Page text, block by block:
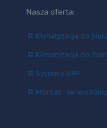
Nasza oferta:
Klimatyzacja do
Klimatyzacja do
Systemy VRF
Montaż i serwis